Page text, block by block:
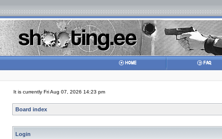
It is currently Fri Aug 07, 2026 14:23 pm
Board index
Login